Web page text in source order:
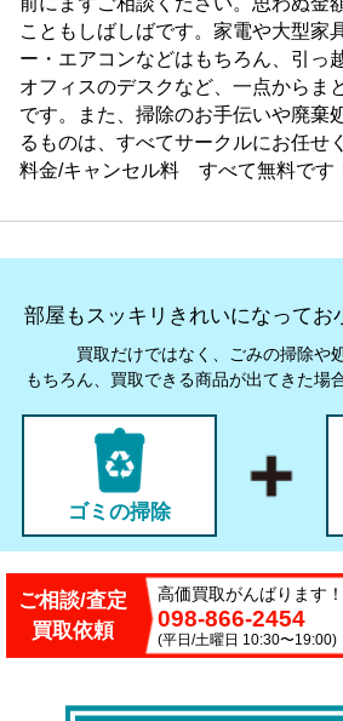
こともしばしばです。家電や大型家
ー・エアコンなどはもちろん、引っ
オフィスのデスクなど、一点からま
です。また、掃除のお手伝いや廃棄
るものは、すべてサークルにお任せ
料金/キャンセル料 すべて無料です
部屋もスッキリきれいになってお
買取だけではなく、ごみの掃除や
もちろん、買取できる商品が出てきた場
ゴミの掃除
ご相談/査定
買取依頼
高価買取がんばります！
098-866-2454
(平日/土曜日 10:30〜19:00)